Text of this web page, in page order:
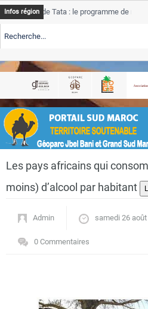
Close
Actualités
Infos région
de Tata : le programme de rehabilitation
TSGJB Tourisme : l’ONMT renforce
TSGJB Tourisme au Maroc :
Les pays africains qui
moins) d’alcool par habitant
Admin samedi 26
0 Commentaires